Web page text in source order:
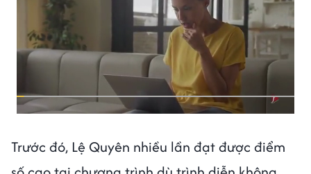
Trước đó, Lệ Quyên nhiều lần đạt được điểm